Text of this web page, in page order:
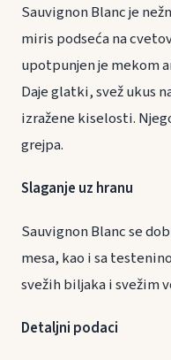
Sauvignon Blanc je
miris podseća na
upotpunjen je mekom
Daje glatki, svež ukus
izražene kiselosti.
grejpa.
Slaganje uz hranu
Sauvignon Blanc se
mesa, kao i sa
svežih biljaka i svežim
Detaljni podaci